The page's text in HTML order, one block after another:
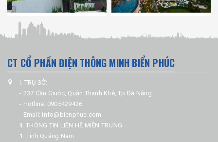
CT CỔ PHẦN ĐIỆN THÔNG MINH BIỂN PHÚC
I. TRỤ SỞ:
- 237 Cần Giuộc, Quận Thanh Khê, Tp Đà Nẵng
- Hotline: 0905429426
- Email: info@bienphuc.com
II. THÔNG TIN LIÊN HỆ MIỀN TRUNG:
1. Tỉnh Quảng Nam